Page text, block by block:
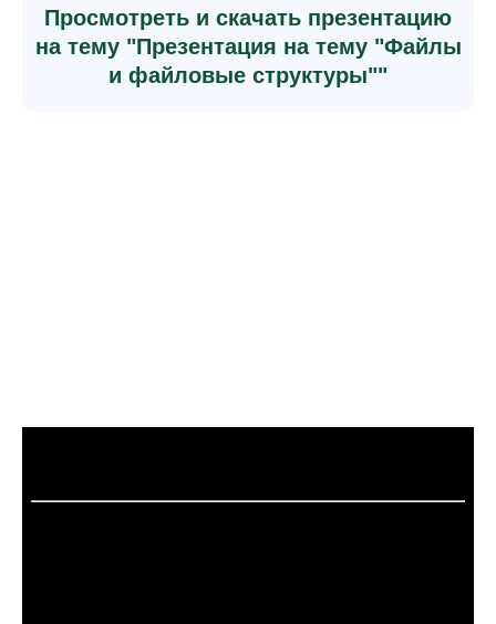
Просмотреть и скачать презентацию
на тему "Презентация на тему "Файлы
и файловые структуры""